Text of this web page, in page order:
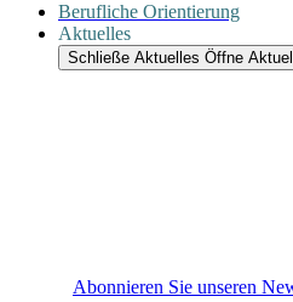
Berufliche Orientierung
Aktuelles
Schließe Aktuelles Öffne
Abonnieren Sie unseren